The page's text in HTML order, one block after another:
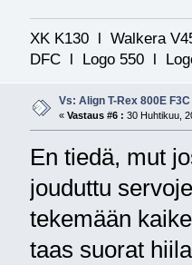
XK K130 l Walkera
DFC l Logo 550 l
Vs: Align T-Rex 800E F3C
« Vastaus #6 : 30 Huhtikuu,
En tiedä, mut
jouduttu
tekemään
taas suorat